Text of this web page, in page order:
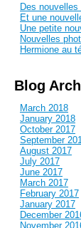
Des
Et une
Une petite
Nouvelles
Hermione au
Blog
March 2018
January 2018
October 2017
September
August 2017
July 2017
June 2017
March 2017
February 2017
January 2017
December
November